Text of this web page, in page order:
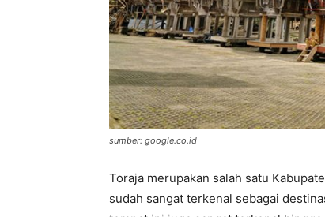
sumber: google.co.id
Toraja merupakan salah satu
sudah sangat terkenal sebagai